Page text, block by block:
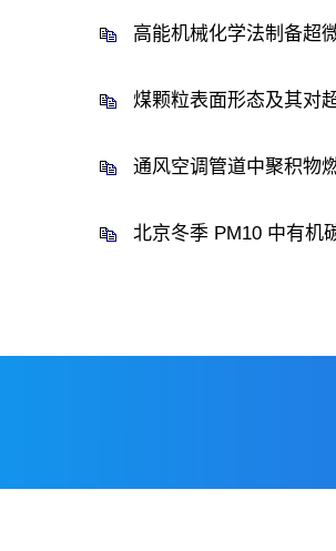
高能机械化学法制备超
煤颗粒表面形态及其对
通风空调管道中聚积物
北京冬季 PM10 中有机